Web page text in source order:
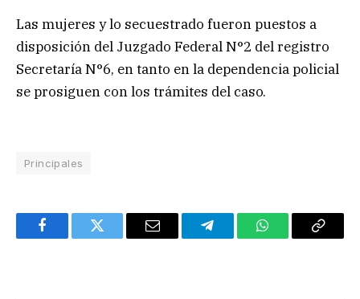
Las mujeres y lo secuestrado fueron puestos a
disposición del Juzgado Federal N°2 del registro
Secretaría N°6, en tanto en la dependencia policial
se prosiguen con los trámites del caso.
Principales
FacebookTwitter Email TelegramWhatsAppCopy